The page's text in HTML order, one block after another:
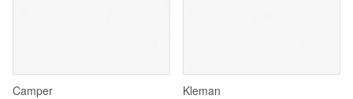
Camper Kleman